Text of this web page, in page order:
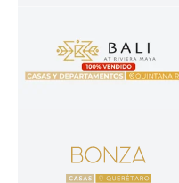
Bali
Casa y departamentos
Bonza